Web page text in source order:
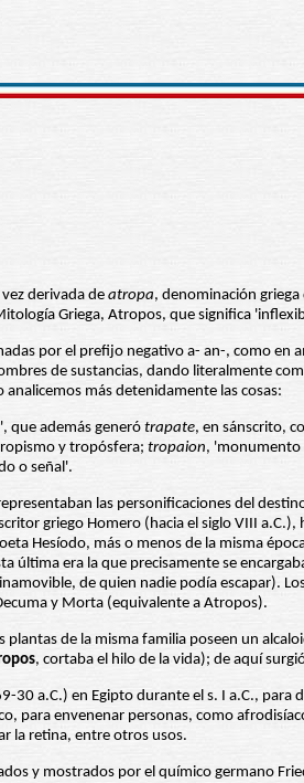
derivada de atropa, denominación griega
Griega, Atropos, que significa
por el prefijo negativo a- an-, como
de sustancias, dando literalmente
más detenidamente las cosas:
que además generó trapate, en sánscrito,
y tropósfera; tropaion, 'monumento
o señal'.
las personificaciones del
griego Homero (hacia el siglo VIII
Hesíodo, más o menos de la misma
última era la que precisamente se
de quien nadie podía escapar).
y Morta (equivalente a Atropos).
de la misma familia poseen un
, cortaba el hilo de la vida); de aquí
a.C.) en Egipto durante el s. I a.C.,
para envenenar personas, como
la retina, entre otros usos.
y mostrados por el químico germano